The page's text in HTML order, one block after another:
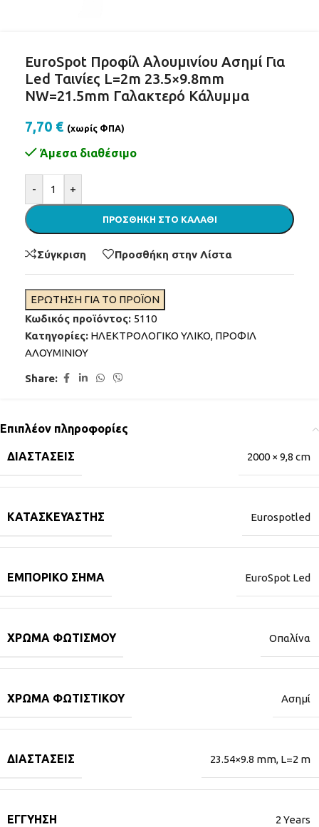
EuroSpot Προφίλ Αλουμινίου Ασημί Για
Led Ταινίες L=2m 23.5×9.8mm
NW=21.5mm Γαλακτερό Κάλυμμα
7,70 € (χωρίς ΦΠΑ)
Άμεσα διαθέσιμο
- +
ΠΡΟΣΘΉΚΗ ΣΤΟ ΚΑΛΆΘΙ
Σύγκριση Προσθήκη στην Λίστα
ΕΡΩΤΗΣΗ ΓΙΑ ΤΟ ΠΡΟΪΟΝ
Κωδικός προϊόντος: 5110
Κατηγορίες: ΗΛΕΚΤΡΟΛΟΓΙΚΟ ΥΛΙΚΟ, ΠΡΟΦΙΛ
ΑΛΟΥΜΙΝΙΟΥ
Share:
Επιπλέον πληροφορίες
ΔΙΑΣΤΆΣΕΙΣ 2000 × 9,8 cm
ΚΑΤΑΣΚΕΥΑΣΤΉΣ Eurospotled
ΕΜΠΟΡΙΚΌ ΣΉΜΑ EuroSpot Led
ΧΡΏΜΑ ΦΩΤΙΣΜΟΎ Οπαλίνα
ΧΡΏΜΑ ΦΩΤΙΣΤΙΚΟΎ Ασημί
ΔΙΑΣΤΆΣΕΙΣ 23.54×9.8 mm, L=2 m
ΕΓΓΎΗΣΗ 2 Years